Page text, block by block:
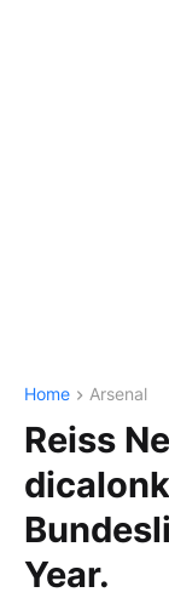
Home Arsenal
Reiss
Year.